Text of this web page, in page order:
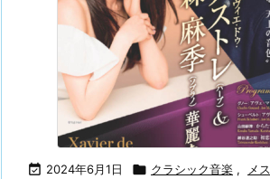
 2024年6月1日  クラシック音楽 , メ